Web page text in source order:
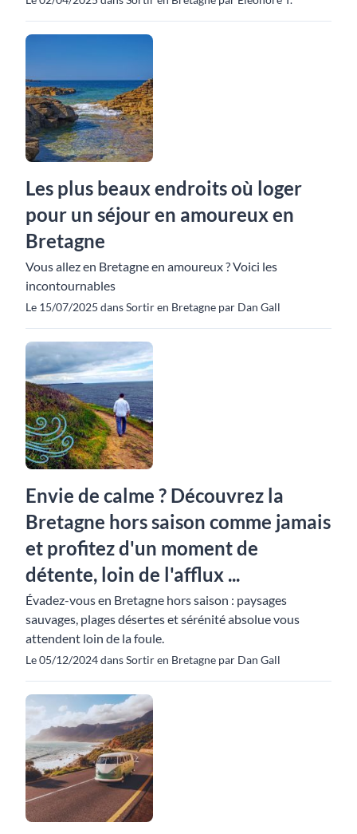
Les plus beaux endroits où loger
pour un séjour en amoureux en
Bretagne
Vous allez en Bretagne en amoureux ? Voici les
incontournables
Le 15/07/2025 dans Sortir en Bretagne par Dan Gall
Envie de calme ? Découvrez la
Bretagne hors saison comme jamais
et profitez d'un moment de
détente, loin de l'afflux ...
Évadez-vous en Bretagne hors saison : paysages
sauvages, plages désertes et sérénité absolue vous
attendent loin de la foule.
Le 05/12/2024 dans Sortir en Bretagne par Dan Gall